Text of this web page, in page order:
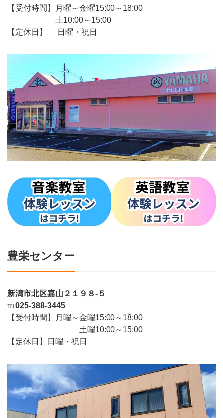
【受付時間】月曜～金曜15:00～18:00
土10:00～15:00
【定休日】 日曜・祝日
豊栄センター
新潟市北区嘉山２１９８-５
℡025-388-3445
【受付時間】月曜～金曜15:00～18:00
土曜10:00～15:00
【定休日】日曜・祝日